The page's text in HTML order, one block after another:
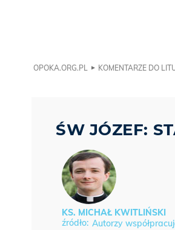
OPOKA.ORG.PL KOMENTARZE DO
ŚW JÓZEF:
KS. MICHAŁ KWITLIŃSKI
Autorzy